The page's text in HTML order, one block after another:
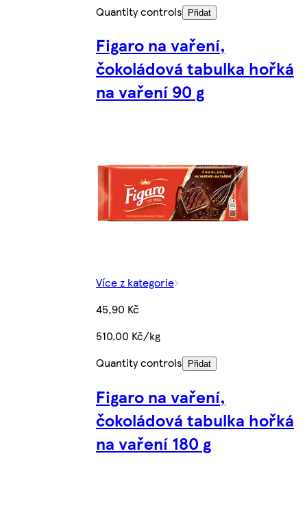
Quantity controls Přidat
Figaro na vaření,
čokoládová tabulka hořká
na vaření 90 g
Více z kategorie
45,90 Kč
510,00 Kč/kg
Quantity controls
Přidat
Figaro na vaření,
čokoládová tabulka hořká
na vaření 180 g